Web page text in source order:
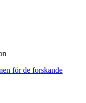
för de forskande